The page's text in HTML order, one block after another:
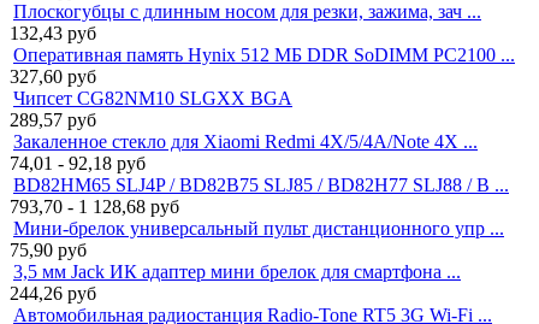
Плоскогубцы с длинным носом для резки, зажима, зач ...
132,43 руб
Оперативная память Hynix 512 МБ DDR SoDIMM PC2100 ...
327,60 руб
Чипсет CG82NM10 SLGXX BGA
289,57 руб
Закаленное стекло для Xiaomi Redmi 4X/5/4A/Note 4X ...
74,01 - 92,18 руб
BD82HM65 SLJ4P / BD82B75 SLJ85 / BD82H77 SLJ88 / B ...
793,70 - 1 128,68 руб
Мини-брелок универсальный пульт дистанционного упр ...
75,90 руб
3,5 мм Jack ИК адаптер мини брелок для смартфона ...
244,26 руб
Автомобильная радиостанция Radio-Tone RT5 3G Wi-Fi ...